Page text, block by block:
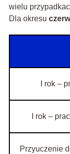
wielu
Dla okresu
I rok –
I rok –
Przyuczenie